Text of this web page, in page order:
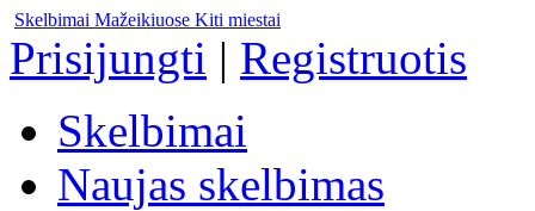
Skelbimai Mažeikiuose Kiti miestai
Prisijungti | Registruotis
Skelbimai
Naujas skelbimas